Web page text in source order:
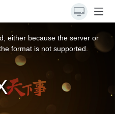
either because the server or
format is not supported.